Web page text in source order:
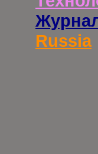
Russia